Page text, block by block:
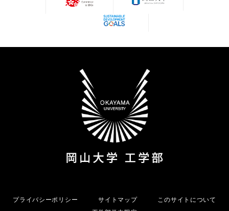
プライバシーポリシー サイトマップ
このサイトについて